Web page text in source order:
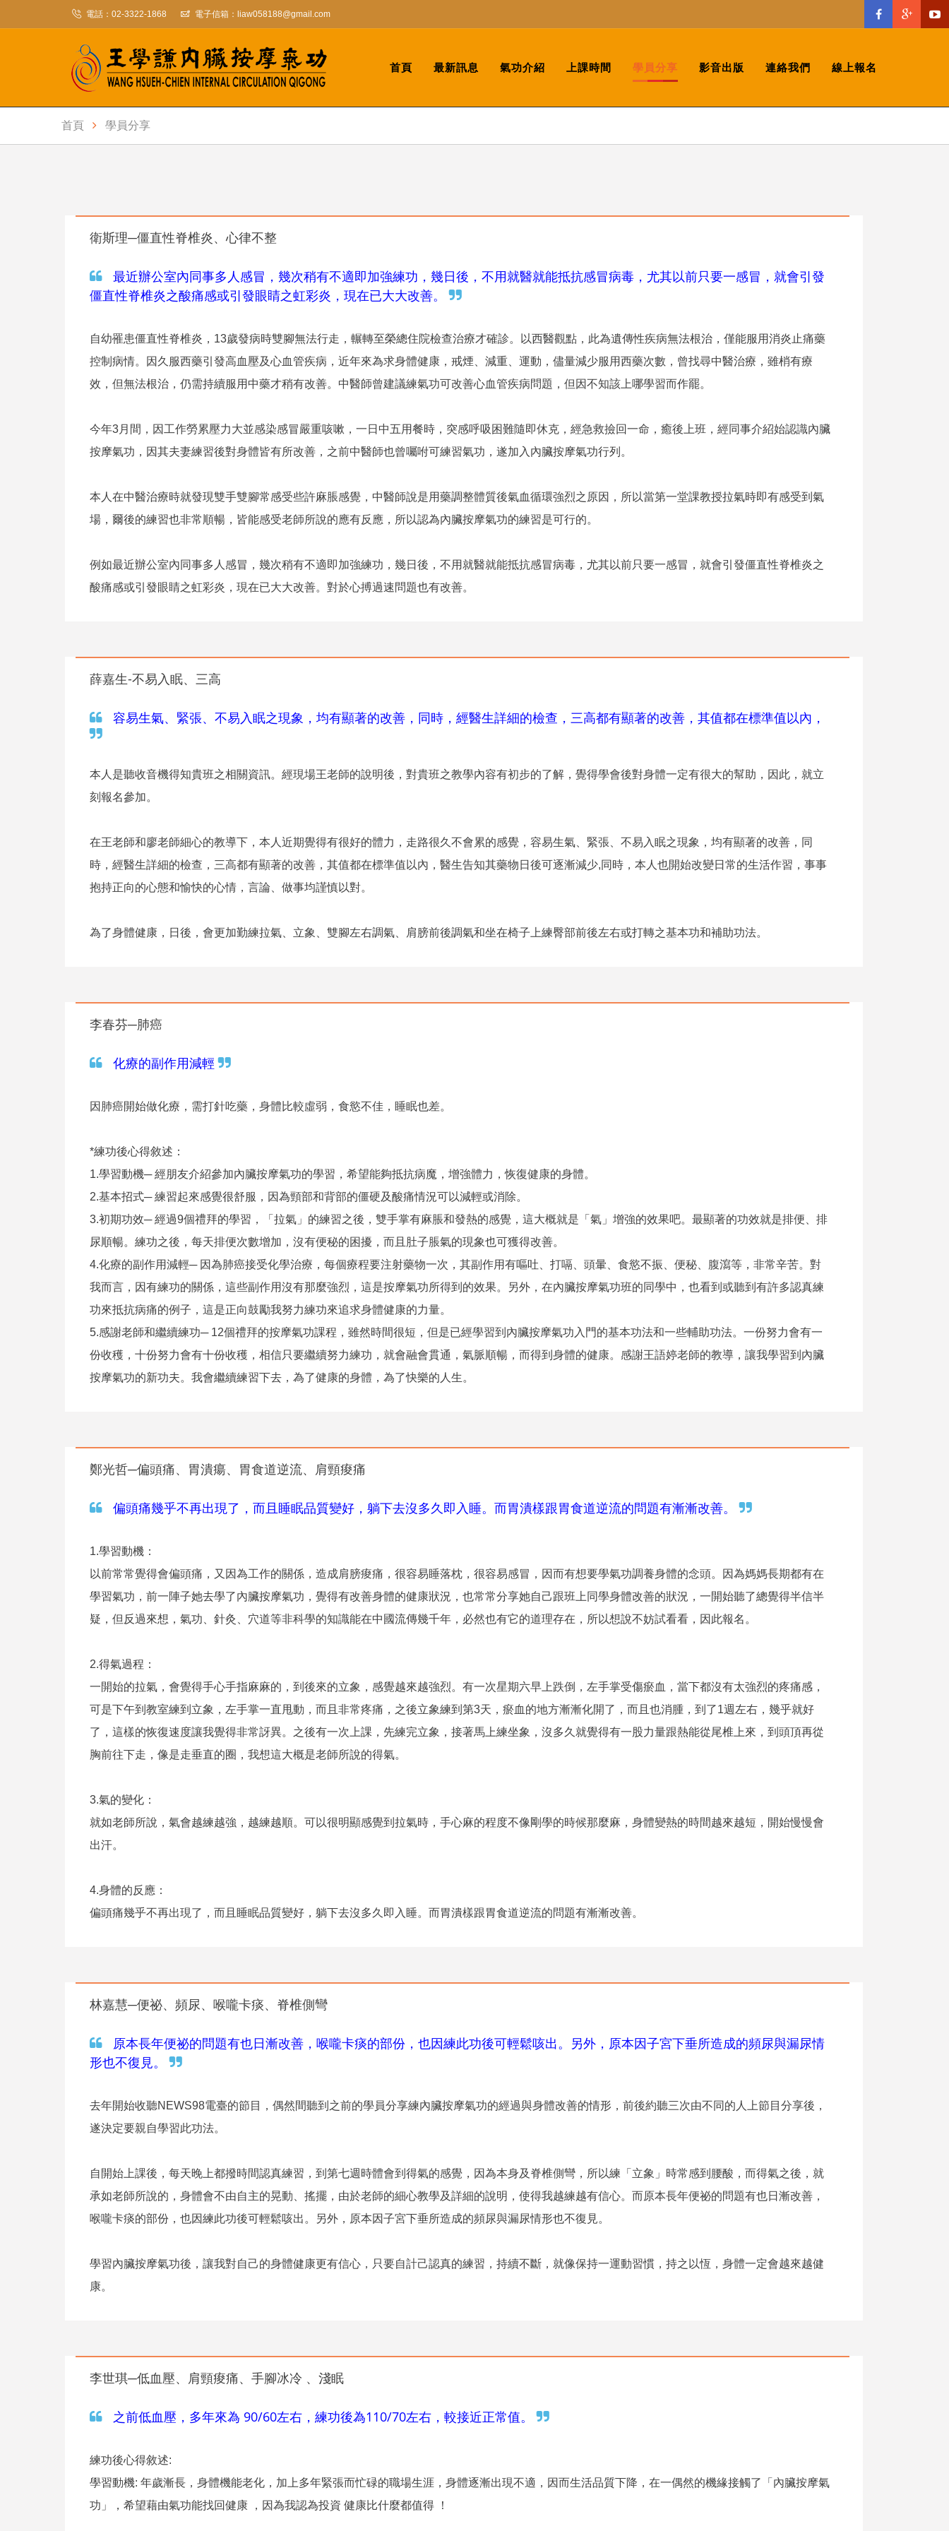
電話： 02-3322-1868 電子信箱： liaw058188@gmail.com
首頁 最新訊息 氣功介紹 上課時間 學員分享 影音出版 連絡我們 線上報名
首頁 學員分享
衛斯理─僵直性脊椎炎、心律不整
最近辦公室內同事多人感冒，幾次稍有不適即加強練功，幾日後，不用就醫就能抵抗感冒病毒，尤其以前只要一感冒，就會引發
僵直性脊椎炎之酸痛感或引發眼睛之虹彩炎，現在已大大改善。
自幼罹患僵直性脊椎炎，13歲發病時雙腳無法行走，輾轉至榮總住院檢查治療才確診。以西醫觀點，此為遺傳性疾病無法根治，僅能服用消炎止痛藥
控制病情。因久服西藥引發高血壓及心血管疾病，近年來為求身體健康，戒煙、減重、運動，儘量減少服用西藥次數，曾找尋中醫治療，雖梢有療
效，但無法根治，仍需持續服用中藥才稍有改善。中醫師曾建議練氣功可改善心血管疾病問題，但因不知該上哪學習而作罷。
今年3月間，因工作勞累壓力大並感染感冒嚴重咳嗽，一日中五用餐時，突感呼吸困難隨即休克，經急救撿回一命，癒後上班，經同事介紹始認識內臟
按摩氣功，因其夫妻練習後對身體皆有所改善，之前中醫師也曾囑咐可練習氣功，遂加入內臟按摩氣功行列。
本人在中醫治療時就發現雙手雙腳常感受些許麻脹感覺，中醫師說是用藥調整體質後氣血循環強烈之原因，所以當第一堂課教授拉氣時即有感受到氣
場，爾後的練習也非常順暢，皆能感受老師所說的應有反應，所以認為內臟按摩氣功的練習是可行的。
例如最近辦公室內同事多人感冒，幾次稍有不適即加強練功，幾日後，不用就醫就能抵抗感冒病毒，尤其以前只要一感冒，就會引發僵直性脊椎炎之
酸痛感或引發眼睛之虹彩炎，現在已大大改善。對於心搏過速問題也有改善。
薛嘉生-不易入眠、三高
容易生氣、緊張、不易入眠之現象，均有顯著的改善，同時，經醫生詳細的檢查，三高都有顯著的改善，其值都在標準值以內，
本人是聽收音機得知貴班之相關資訊。經現場王老師的說明後，對貴班之教學內容有初步的了解，覺得學會後對身體一定有很大的幫助，因此，就立
刻報名參加。
在王老師和廖老師細心的教導下，本人近期覺得有很好的體力，走路很久不會累的感覺，容易生氣、緊張、不易入眠之現象，均有顯著的改善，同
時，經醫生詳細的檢查，三高都有顯著的改善，其值都在標準值以內，醫生告知其藥物日後可逐漸減少,同時，本人也開始改變日常的生活作習，事事
抱持正向的心態和愉快的心情，言論、做事均謹慎以對。
為了身體健康，日後，會更加勤練拉氣、立象、雙腳左右調氣、肩膀前後調氣和坐在椅子上練臀部前後左右或打轉之基本功和補助功法。
李春芬─肺癌
化療的副作用減輕
因肺癌開始做化療，需打針吃藥，身體比較虛弱，食慾不佳，睡眠也差。
*練功後心得敘述：
1.學習動機─ 經朋友介紹參加內臟按摩氣功的學習，希望能夠抵抗病魔，增強體力，恢復健康的身體。
2.基本招式─ 練習起來感覺很舒服，因為頸部和背部的僵硬及酸痛情況可以減輕或消除。
3.初期功效─ 經過9個禮拜的學習，「拉氣」的練習之後，雙手掌有麻脹和發熱的感覺，這大概就是「氣」增強的效果吧。最顯著的功效就是排便、排
尿順暢。練功之後，每天排便次數增加，沒有便秘的困擾，而且肚子脹氣的現象也可獲得改善。
4.化療的副作用減輕─ 因為肺癌接受化學治療，每個療程要注射藥物一次，其副作用有嘔吐、打嗝、頭暈、食慾不振、便秘、腹瀉等，非常辛苦。對
我而言，因有練功的關係，這些副作用沒有那麼強烈，這是按摩氣功所得到的效果。另外，在內臟按摩氣功班的同學中，也看到或聽到有許多認真練
功來抵抗病痛的例子，這是正向鼓勵我努力練功來追求身體健康的力量。
5.感謝老師和繼續練功─ 12個禮拜的按摩氣功課程，雖然時間很短，但是已經學習到內臟按摩氣功入門的基本功法和一些輔助功法。一份努力會有一
份收穫，十份努力會有十份收穫，相信只要繼續努力練功，就會融會貫通，氣脈順暢，而得到身體的健康。感謝王語婷老師的教導，讓我學習到內臟
按摩氣功的新功夫。我會繼續練習下去，為了健康的身體，為了快樂的人生。
鄭光哲─偏頭痛、胃潰瘍、胃食道逆流、肩頸痠痛
偏頭痛幾乎不再出現了，而且睡眠品質變好，躺下去沒多久即入睡。而胃潰樣跟胃食道逆流的問題有漸漸改善。
1.學習動機：
以前常常覺得會偏頭痛，又因為工作的關係，造成肩膀痠痛，很容易睡落枕，很容易感冒，因而有想要學氣功調養身體的念頭。因為媽媽長期都有在
學習氣功，前一陣子她去學了內臟按摩氣功，覺得有改善身體的健康狀況，也常常分享她自己跟班上同學身體改善的狀況，一開始聽了總覺得半信半
疑，但反過來想，氣功、針灸、穴道等非科學的知識能在中國流傳幾千年，必然也有它的道理存在，所以想說不妨試看看，因此報名。
2.得氣過程：
一開始的拉氣，會覺得手心手指麻麻的，到後來的立象，感覺越來越強烈。有一次星期六早上跌倒，左手掌受傷瘀血，當下都沒有太強烈的疼痛感，
可是下午到教室練到立象，左手掌一直甩動，而且非常疼痛，之後立象練到第3天，瘀血的地方漸漸化開了，而且也消腫，到了1週左右，幾乎就好
了，這樣的恢復速度讓我覺得非常訝異。之後有一次上課，先練完立象，接著馬上練坐象，沒多久就覺得有一股力量跟熱能從尾椎上來，到頭頂再從
胸前往下走，像是走垂直的圈，我想這大概是老師所說的得氣。
3.氣的變化：
就如老師所說，氣會越練越強，越練越順。可以很明顯感覺到拉氣時，手心麻的程度不像剛學的時候那麼麻，身體變熱的時間越來越短，開始慢慢會
出汗。
4.身體的反應：
偏頭痛幾乎不再出現了，而且睡眠品質變好，躺下去沒多久即入睡。而胃潰樣跟胃食道逆流的問題有漸漸改善。
林嘉慧─便祕、頻尿、喉嚨卡痰、脊椎側彎
原本長年便祕的問題有也日漸改善，喉嚨卡痰的部份，也因練此功後可輕鬆咳出。另外，原本因子宮下垂所造成的頻尿與漏尿情
形也不復見。
去年開始收聽NEWS98電臺的節目，偶然間聽到之前的學員分享練內臟按摩氣功的經過與身體改善的情形，前後約聽三次由不同的人上節目分享後，
遂決定要親自學習此功法。
自開始上課後，每天晚上都撥時間認真練習，到第七週時體會到得氣的感覺，因為本身及脊椎側彎，所以練「立象」時常感到腰酸，而得氣之後，就
承如老師所說的，身體會不由自主的晃動、搖擺，由於老師的細心教學及詳細的說明，使得我越練越有信心。而原本長年便祕的問題有也日漸改善，
喉嚨卡痰的部份，也因練此功後可輕鬆咳出。另外，原本因子宮下垂所造成的頻尿與漏尿情形也不復見。
學習內臟按摩氣功後，讓我對自己的身體健康更有信心，只要自計己認真的練習，持續不斷，就像保持一運動習慣，持之以恆，身體一定會越來越健
康。
李世琪─低血壓、肩頸痠痛、手腳冰冷 、淺眠
之前低血壓，多年來為 90/60左右，練功後為110/70左右，較接近正常值。
練功後心得敘述:
學習動機: 年歲漸長，身體機能老化，加上多年緊張而忙碌的職場生涯，身體逐漸出現不適，因而生活品質下降，在一偶然的機緣接觸了「內臟按摩氣
功」，希望藉由氣功能找回健康 ，因為我認為投資 健康比什麼都值得 ！